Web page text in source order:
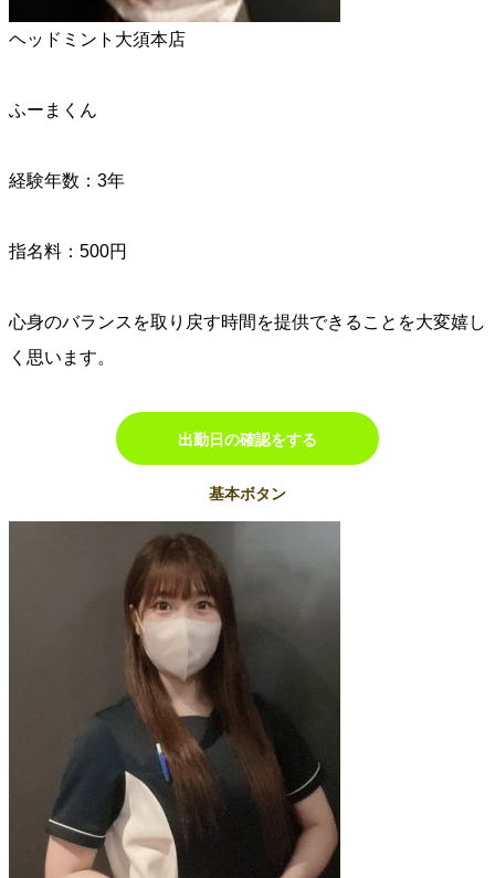
ヘッドミント大須本店
ふーまくん
経験年数：3年
指名料：500円
心身のバランスを取り戻す時間を提供できることを大変嬉し
く思います。
出勤日の確認をする
基本ボタン